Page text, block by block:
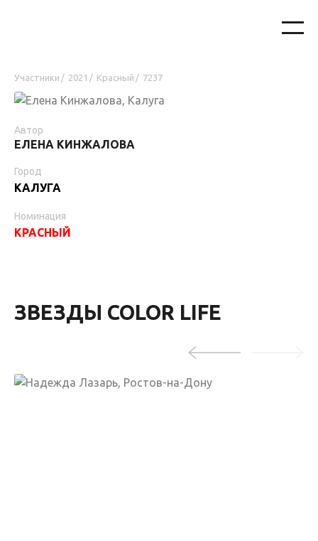
Участники / 2021 / Красный / 7237
Автор
ЕЛЕНА КИНЖАЛОВА
Город
КАЛУГА
Номинация
КРАСНЫЙ
ЗВЕЗДЫ COLOR LIFE